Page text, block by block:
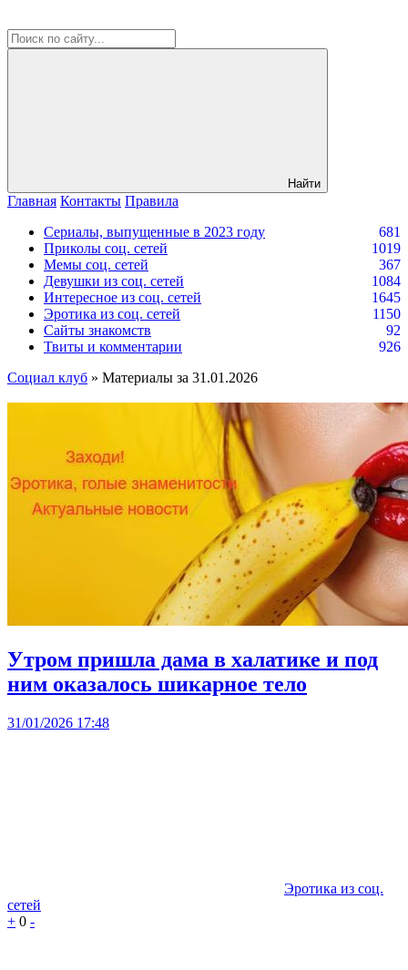
Найти
Главная Контакты Правила
Сериалы, выпущенные в 2023 году
681
Приколы соц. сетей
1019
Мемы соц. сетей
367
Девушки из соц. сетей
1084
Интересное из соц. сетей
1645
Эротика из соц. сетей
1150
Сайты знакомств
92
Твиты и комментарии
926
Социал клуб » Материалы за 31.01.2026
Утром пришла дама в халатике и под
ним оказалось шикарное тело
31/01/2026 17:48
Эротика из соц.
сетей
+ 0 -